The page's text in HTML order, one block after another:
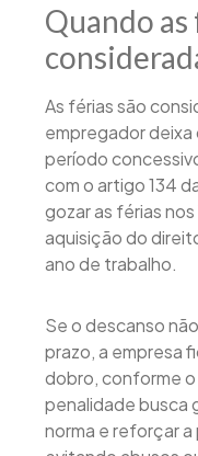
Quando as
As férias são
empregador
período
com o artigo 134
gozar as férias
aquisição do
ano de trabalho.
Se o descanso
prazo, a empresa
dobro, conforme o
penalidade busca
norma e reforçar